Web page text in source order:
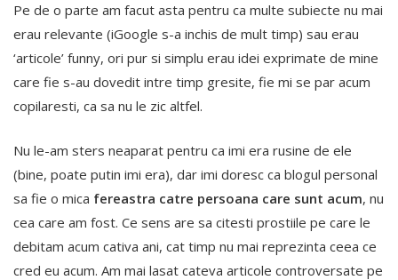
Pe de o parte am facut asta pentru ca multe subiecte nu mai
erau relevante (iGoogle s-a inchis de mult timp) sau erau
‘articole’ funny, ori pur si simplu erau idei exprimate de mine
care fie s-au dovedit intre timp gresite, fie mi se par acum
copilaresti, ca sa nu le zic altfel.
Nu le-am sters neaparat pentru ca imi era rusine de ele
(bine, poate putin imi era), dar imi doresc ca blogul personal
sa fie o mica fereastra catre persoana care sunt acum, nu
cea care am fost. Ce sens are sa citesti prostiile pe care le
debitam acum cativa ani, cat timp nu mai reprezinta ceea ce
cred eu acum. Am mai lasat cateva articole controversate pe